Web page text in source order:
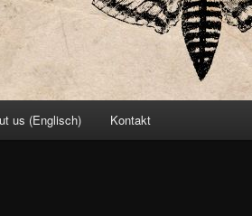
us (Englisch) Kontakt